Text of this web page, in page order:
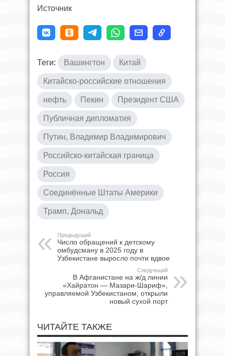
Источник
Теги: Вашингтон Китай
Китайско-российские отношения
нефть Пекин Президент США
Публичная дипломатия
Путин, Владимир Владимирович
Российско-китайская граница
Россия
Соединённые Штаты Америки
Трамп, Дональд
Предыдущий
Число обращений к детскому
омбудсману в 2025 году в
Узбекистане выросло почти вдвое
Следующий
В Афганистане на ж/д линии
«Хайратон — Мазари-Шариф»,
управляемой Узбекистаном, открыли
новый сухой порт
ЧИТАЙТЕ ТАКЖЕ